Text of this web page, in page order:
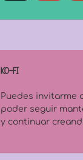
KO-FI
Puedes invitarme
poder seguir
y continuar